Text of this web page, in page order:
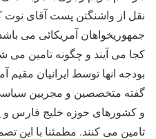
نقل از واشنگتن پست آقای نوت
جمهوریخواهان آمریکائی می
کجا می آیند و چگونه تامین می
بودجه انها توسط ایرانیان
گفته متخصصین و مجربین سیاسی
و کشورهای حوزه خلیج فارس و
تامین می کنند. مطمئنا با این